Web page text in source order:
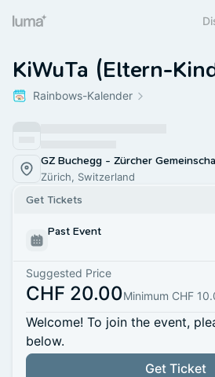
KiWuTa (Eltern-
Rainbows-Kalender
GZ Buchegg - Zürcher
Zürich, Switzerland
Get Tickets
Past Event
Suggested Price
CHF 20.00Minimum CHF
Welcome! To join the event,
below.
Get Ticket